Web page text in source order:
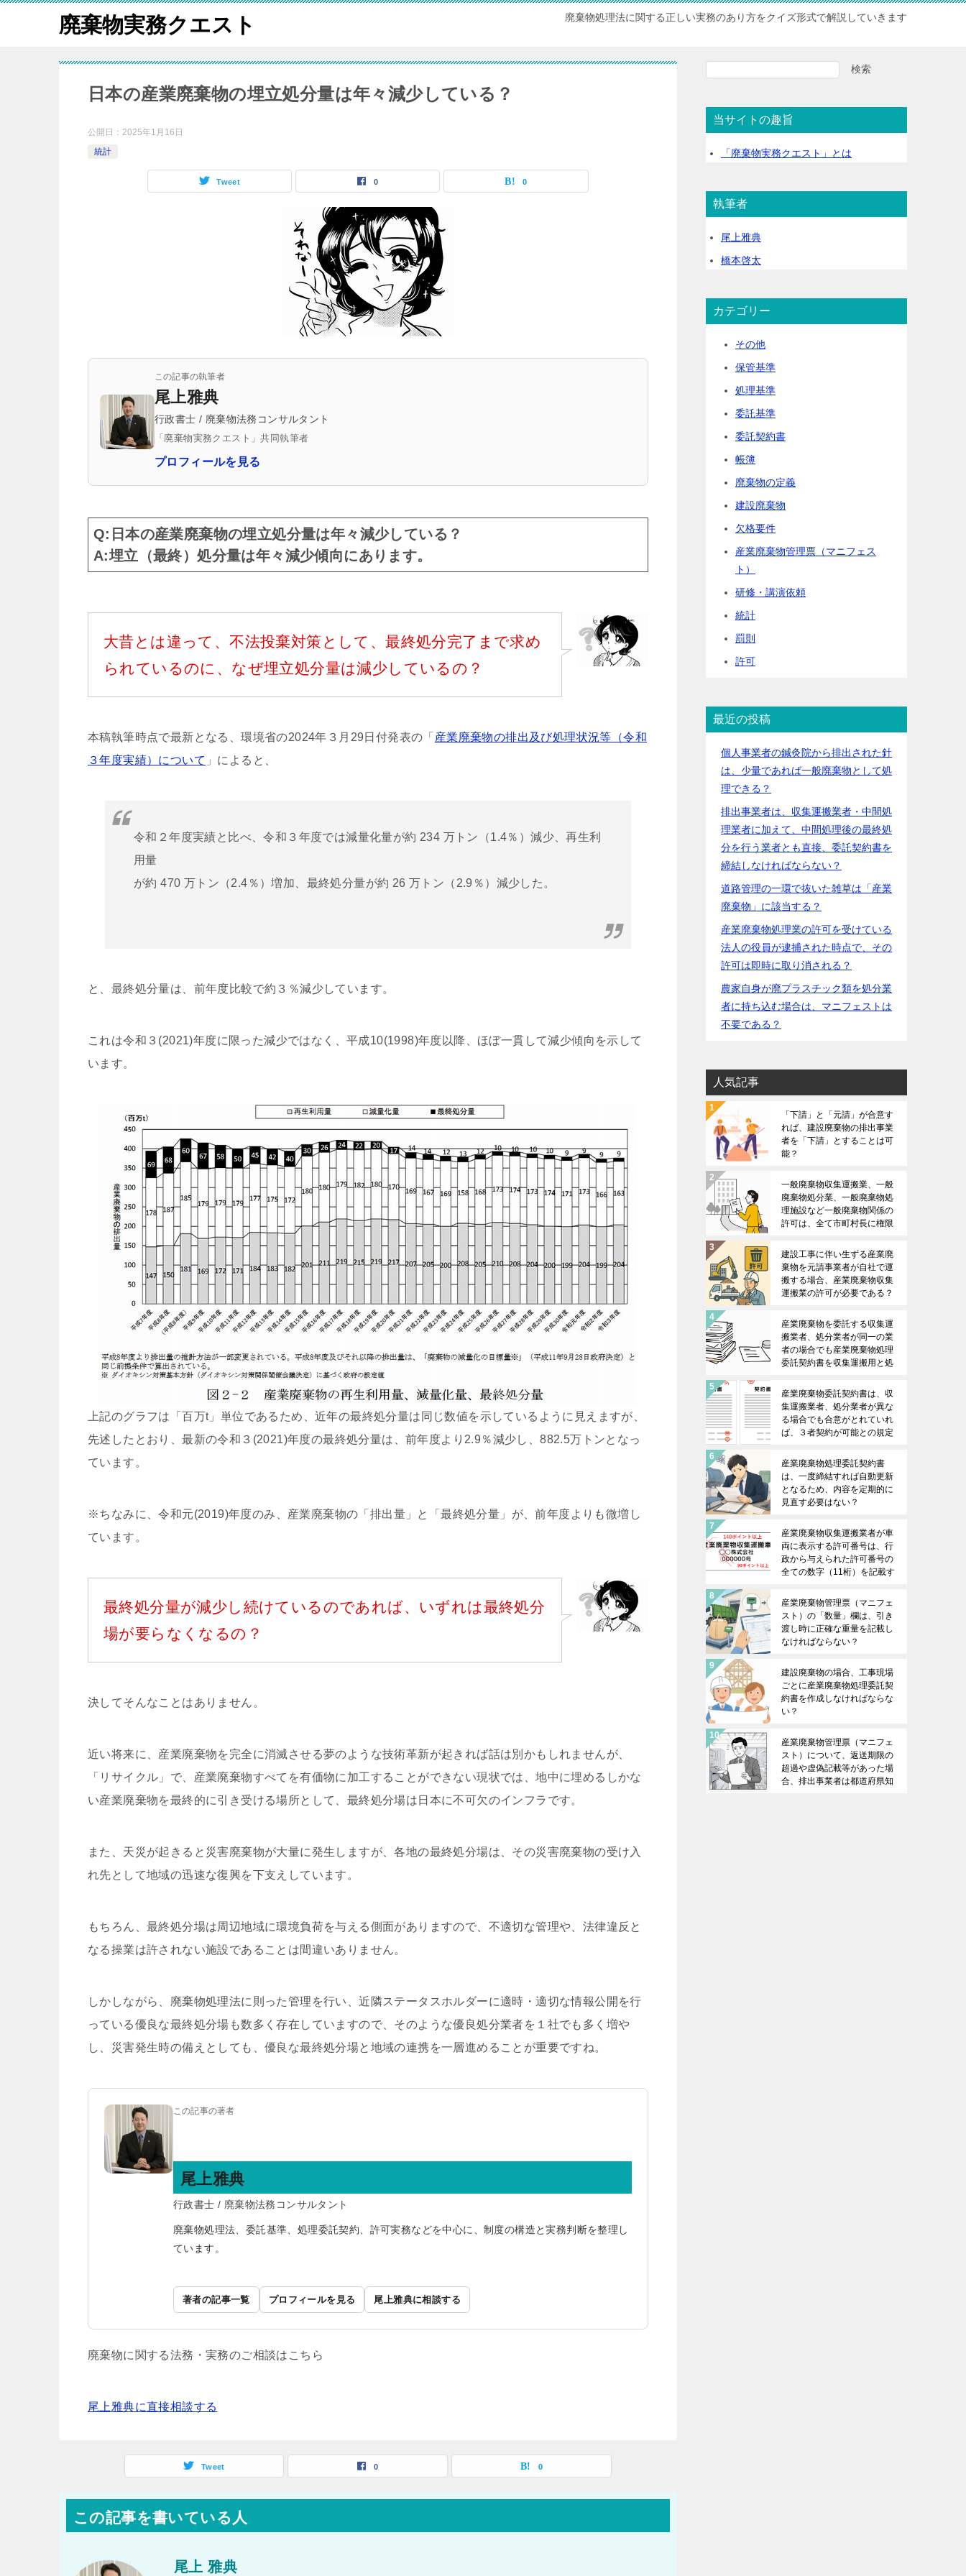
廃棄物実務クエスト 廃棄物処理法に関する正しい実務のあり方をクイズ形式で解説していきます
日本の産業廃棄物の埋立処分量は年々減少している？
公開日： 2025年1月16日
統計
Tweet 0 0
この記事の執筆者
尾上雅典
行政書士 / 廃棄物法務コンサルタント
「廃棄物実務クエスト」共同執筆者
プロフィールを見る
Q:日本の産業廃棄物の埋立処分量は年々減少している？
A:埋立（最終）処分量は年々減少傾向にあります。
大昔とは違って、不法投棄対策として、最終処分完了まで求め
られているのに、なぜ埋立処分量は減少しているの？
本稿執筆時点で最新となる、環境省の2024年３月29日付発表の「 産業廃棄物の排出及び処理状況等（令和
３年度実績）について 」によると、
令和２年度実績と比べ、令和３年度では減量化量が約 234 万トン（1.4％）減少、再生利
用量
が約 470 万トン（2.4％）増加、最終処分量が約 26 万トン（2.9％）減少した。
と、最終処分量は、前年度比較で約３％減少しています。
これは令和３(2021)年度に限った減少ではなく、平成10(1998)年度以降、ほぼ一貫して減少傾向を示して
います。
上記のグラフは「百万t」単位であるため、近年の最終処分量は同じ数値を示しているように見えますが、
先述したとおり、最新の令和３(2021)年度の最終処分量は、前年度より2.9％減少し、882.5万トンとなっ
ています。
※ちなみに、令和元(2019)年度のみ、産業廃棄物の「排出量」と「最終処分量」が、前年度よりも微増し
ています。
最終処分量が減少し続けているのであれば、いずれは最終処分
場が要らなくなるの？
決してそんなことはありません。
近い将来に、産業廃棄物を完全に消滅させる夢のような技術革新が起きれば話は別かもしれませんが、
「リサイクル」で、産業廃棄物すべてを有価物に加工することができない現状では、地中に埋めるしかな
い産業廃棄物を最終的に引き受ける場所として、最終処分場は日本に不可欠のインフラです。
また、天災が起きると災害廃棄物が大量に発生しますが、各地の最終処分場は、その災害廃棄物の受け入
れ先として地域の迅速な復興を下支えしています。
もちろん、最終処分場は周辺地域に環境負荷を与える側面がありますので、不適切な管理や、法律違反と
なる操業は許されない施設であることは間違いありません。
しかしながら、廃棄物処理法に則った管理を行い、近隣ステータスホルダーに適時・適切な情報公開を行
っている優良な最終処分場も数多く存在していますので、そのような優良処分業者を１社でも多く増や
し、災害発生時の備えとしても、優良な最終処分場と地域の連携を一層進めることが重要ですね。
この記事の著者
尾上雅典
行政書士 / 廃棄物法務コンサルタント
廃棄物処理法、委託基準、処理委託契約、許可実務などを中心に、制度の構造と実務判断を整理し
ています。
著者の記事一覧 プロフィールを見る 尾上雅典に相談する
廃棄物に関する法務・実務のご相談はこちら
尾上雅典に直接相談する
Tweet 0 0
この記事を書いている人
尾上 雅典
検索
当サイトの趣旨
「廃棄物実務クエスト」とは
執筆者
尾上雅典
橋本啓太
カテゴリー
その他
保管基準
処理基準
委託基準
委託契約書
帳簿
廃棄物の定義
建設廃棄物
欠格要件
産業廃棄物管理票（マニフェス
ト）
研修・講演依頼
統計
罰則
許可
最近の投稿
個人事業者の鍼灸院から排出された針
は、少量であれば一般廃棄物として処
理できる？
排出事業者は、収集運搬業者・中間処
理業者に加えて、中間処理後の最終処
分を行う業者とも直接、委託契約書を
締結しなければならない？
道路管理の一環で抜いた雑草は「産業
廃棄物」に該当する？
産業廃棄物処理業の許可を受けている
法人の役員が逮捕された時点で、その
許可は即時に取り消される？
農家自身が廃プラスチック類を処分業
者に持ち込む場合は、マニフェストは
不要である？
人気記事
「下請」と「元請」が合意す
れば、建設廃棄物の排出事業
者を「下請」とすることは可
能？
一般廃棄物収集運搬業、一般
廃棄物処分業、一般廃棄物処
理施設など一般廃棄物関係の
許可は、全て市町村長に権限
建設工事に伴い生ずる産業廃
棄物を元請事業者が自社で運
搬する場合、産業廃棄物収集
運搬業の許可が必要である？
産業廃棄物を委託する収集運
搬業者、処分業者が同一の業
者の場合でも産業廃棄物処理
委託契約書を収集運搬用と処
る？
産業廃棄物委託契約書は、収
集運搬業者、処分業者が異な
る場合でも合意がとれていれ
ば、３者契約が可能との規定
産業廃棄物処理委託契約書
は、一度締結すれば自動更新
となるため、内容を定期的に
見直す必要はない？
産業廃棄物収集運搬業者が車
両に表示する許可番号は、行
政から与えられた許可番号の
全ての数字（11桁）を記載す
産業廃棄物管理票（マニフェ
スト）の「数量」欄は、引き
渡し時に正確な重量を記載し
なければならない？
建設廃棄物の場合、工事現場
ごとに産業廃棄物処理委託契
約書を作成しなければならな
い？
産業廃棄物管理票（マニフェ
スト）について、返送期限の
超過や虚偽記載等があった場
合、排出事業者は都道府県知